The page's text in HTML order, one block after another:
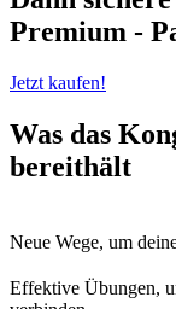
Premium -
Jetzt kaufen!
Was das
bereithält
Neue Wege, um
Effektive Übungen,